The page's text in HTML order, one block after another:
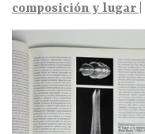
composición y lugar